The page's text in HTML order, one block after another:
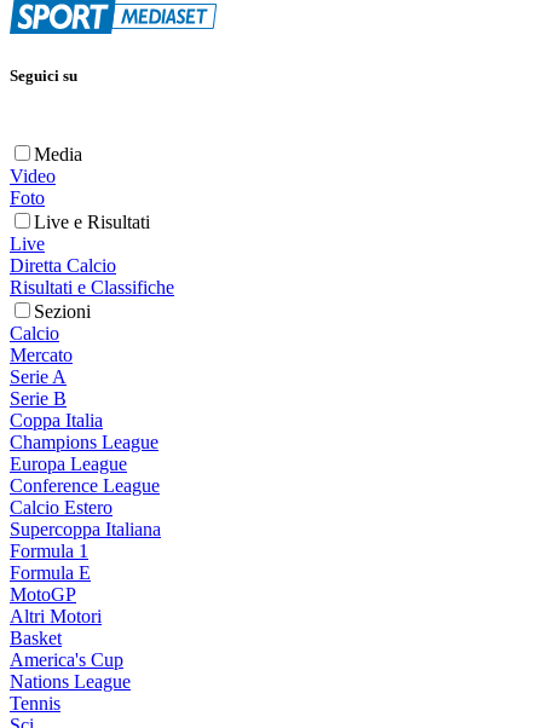
Seguici su
Media
Video
Foto
Live e Risultati
Live
Diretta Calcio
Risultati e Classifiche
Sezioni
Calcio
Mercato
Serie A
Serie B
Coppa Italia
Champions League
Europa League
Conference League
Calcio Estero
Supercoppa Italiana
Formula 1
Formula E
MotoGP
Altri Motori
Basket
America's Cup
Nations League
Tennis